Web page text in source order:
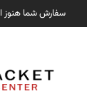
سفارش شما هنوز